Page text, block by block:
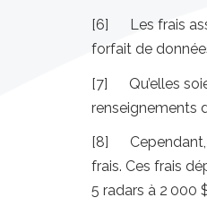
[6] Les frais
forfait de
[7] Qu’elles
renseignements
[8] Cependant, il
frais. Ces frais
5 radars à 2 000